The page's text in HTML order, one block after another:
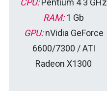
RAM:1 Gb
GPU:nVidia GeForce
6600/7300 / ATI
Radeon X1300